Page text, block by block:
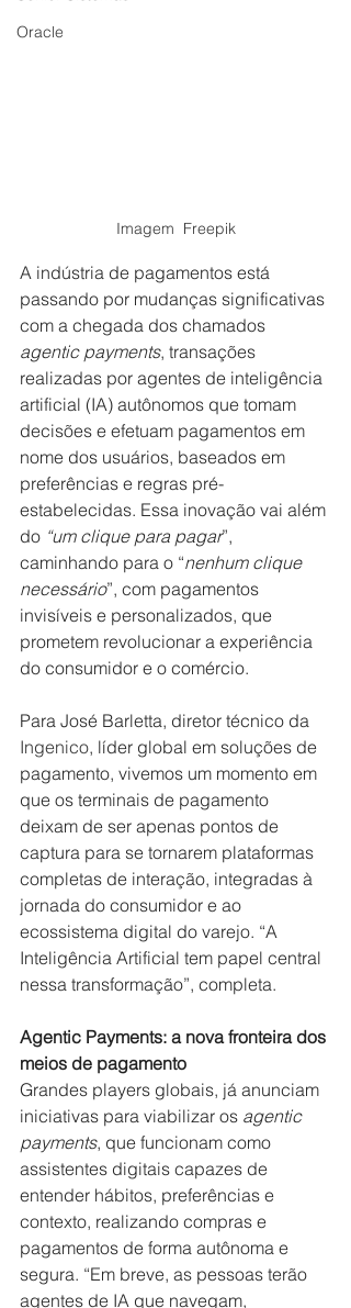
Oracle
Imagem  Freepik
A indústria de pagamentos está
passando por mudanças significativas
com a chegada dos chamados
agentic payments, transações
realizadas por agentes de inteligência
artificial (IA) autônomos que tomam
decisões e efetuam pagamentos em
nome dos usuários, baseados em
preferências e regras pré-
estabelecidas. Essa inovação vai além
do “um clique para pagar”,
caminhando para o “nenhum clique
necessário”, com pagamentos
invisíveis e personalizados, que
prometem revolucionar a experiência
do consumidor e o comércio.
Para José Barletta, diretor técnico da
Ingenico, líder global em soluções de
pagamento, vivemos um momento em
que os terminais de pagamento
deixam de ser apenas pontos de
captura para se tornarem plataformas
completas de interação, integradas à
jornada do consumidor e ao
ecossistema digital do varejo. “A
Inteligência Artificial tem papel central
nessa transformação”, completa.
Agentic Payments: a nova fronteira dos
meios de pagamento
Grandes players globais, já anunciam
iniciativas para viabilizar os agentic
payments, que funcionam como
assistentes digitais capazes de
entender hábitos, preferências e
contexto, realizando compras e
pagamentos de forma autônoma e
segura. “Em breve, as pessoas terão
agentes de IA que navegam,